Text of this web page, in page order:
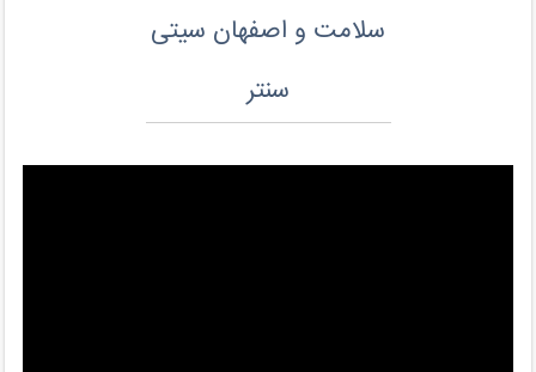
سلامت و اصفهان سیتی
سنتر